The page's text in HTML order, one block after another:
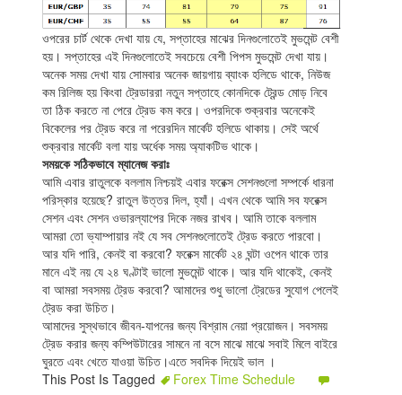
ওপরের চার্ট থেকে দেখা যায় যে, সপ্তাহের মাঝের দিনগুলোতেই মুভমেন্ট বেশী
হয়। সপ্তাহের এই দিনগুলোতেই সবচেয়ে বেশী পিপস মুভমেন্ট দেখা যায়।
অনেক সময় দেখা যায় সোমবার অনেক জায়গায় ব্যাংক হলিডে থাকে, নিউজ
কম রিলিজ হয় কিংবা ট্রেডাররা নতুন সপ্তাহে কোনদিকে ট্রেন্ড মোড় নিবে
তা ঠিক করতে না পেরে ট্রেড কম করে। ওপরদিকে শুক্রবার অনেকেই
বিকেলের পর ট্রেড করে না পরেরদিন মার্কেট হলিডে থাকায়। সেই অর্থে
শুক্রবার মার্কেট বলা যায় অর্ধেক সময় অ্যাকটিভ থাকে।
সময়কে সঠিকভাবে ম্যানেজ করাঃ
আমি এবার রাতুলকে বললাম নিশ্চয়ই এবার ফরেক্স সেশনগুলো সম্পর্কে ধারনা
পরিস্কার হয়েছে? রাতুল উত্তর দিল, হ্যাঁ। এখন থেকে আমি সব ফরেক্স
সেশন এবং সেশন ওভারল্যাপের দিকে নজর রাখব। আমি তাকে বললাম
আমরা তো ভ্যাম্পায়ার নই যে সব সেশনগুলোতেই ট্রেড করতে পারবো।
আর যদি পারি, কেনই বা করবো? ফরেক্স মার্কেট ২৪ ঘন্টা ওপেন থাকে তার
মানে এই নয় যে ২৪ ঘণ্টাই ভালো মুভমেন্ট থাকে। আর যদি থাকেই, কেনই
বা আমরা সবসময় ট্রেড করবো? আমাদের শুধু ভালো ট্রেডের সুযোগ পেলেই
ট্রেড করা উচিত।
আমাদের সুস্থভাবে জীবন-যাপনের জন্য বিশ্রাম নেয়া প্রয়োজন। সবসময়
ট্রেড করার জন্য কম্পিউটারের সামনে না বসে মাঝে মাঝে সবাই মিলে বাইরে
ঘুরতে এবং খেতে যাওয়া উচিত।এতে সবদিক দিয়েই ভাল ।
This Post Is Tagged
Forex Time Schedule